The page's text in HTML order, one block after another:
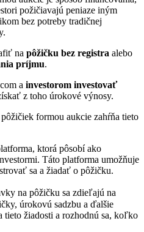
požičiavajú peniaze iným
bez potreby tradičnej
na pôžičku bez registra alebo
príjmu.
a investorom investovať
z toho úrokové výnosy.
formou aukcie zahŕňa tieto
ktorá pôsobí ako
Táto platforma umožňuje
sa a žiadať o pôžičku.
na pôžičku sa zdieľajú na
úrokovú sadzbu a ďalšie
žiadosti a rozhodnú sa, koľko